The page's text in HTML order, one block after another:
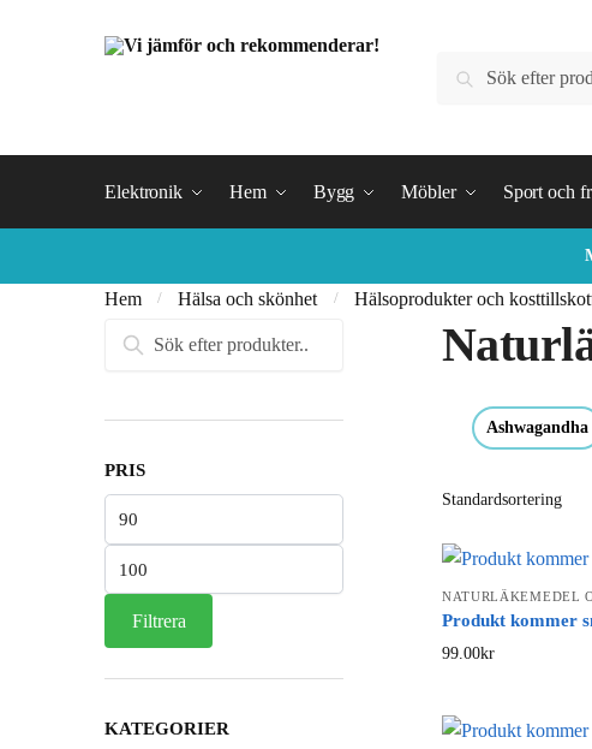
Sök
Elektronik Hem Bygg Möbler Sport och
Hem / Hälsa och skönhet / Hälsoprodukter och
Ashwagandha
NATURLÄKEMEDEL
Produkt kommer
99.00kr
Sök
PRIS
pris
pris
Filtrera
KATEGORIER